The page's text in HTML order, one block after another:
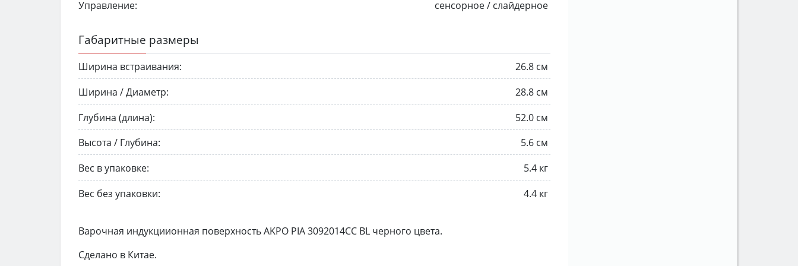
Управление: сенсорное / слайдерное
Габаритные размеры
Ширина встраивания:
26.8 см
Ширина / Диаметр:
28.8 см
Глубина (длина):
52.0 см
Высота / Глубина:
5.6 см
Вес в упаковке:
5.4 кг
Вес без упаковки:
4.4 кг
Варочная индукциионная поверхность AKPO PIA 3092014CC BL черного цвета.
Сделано в Китае.